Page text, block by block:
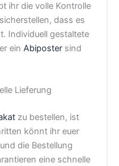
ihr die volle Kontrolle
dass es
Individuell gestaltete
ein Abiposter sind
Lieferung
zu bestellen, ist
könnt ihr euer
die Bestellung
eine schnelle